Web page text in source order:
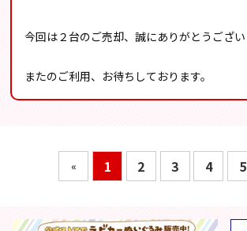
今回は２台のご売却、誠にありがとうござい
またのご利用、お待ちしております。
« 1 2 3 4 5